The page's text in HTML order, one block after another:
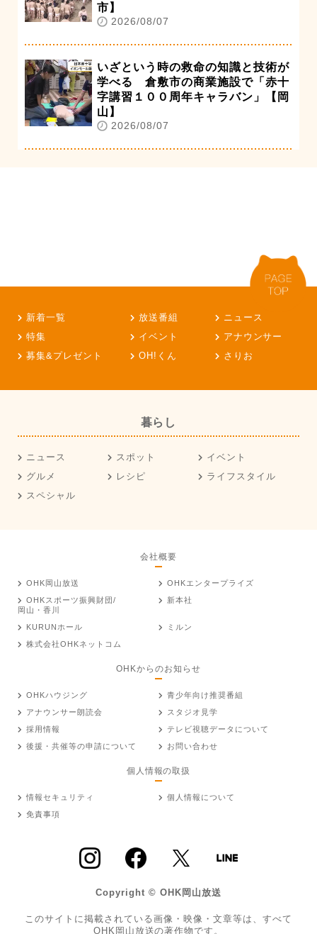
市】
2026/08/07
いざという時の救命の知識と技術が
学べる 倉敷市の商業施設で「赤十
字講習１００周年キャラバン」【岡
山】
2026/08/07
新着一覧 放送番組
ニュース
特集
イベント
アナウンサー
募集&プレゼント
OH!くん さりお
暮らし
ニュース スポット
イベント
グルメ
レシピ
ライフスタイル
スペシャル
会社概要
OHK岡山放送
OHKエンタープライズ
OHKスポーツ振興財団/
岡山・香川
新本社
KURUNホール
ミルン
株式会社OHKネットコム
OHKからのお知らせ
OHKハウジング
青少年向け推奨番組
アナウンサー朗読会
スタジオ見学
採用情報
テレビ視聴データについて
後援・共催等の申請について
お問い合わせ
個人情報の取扱
情報セキュリティ
個人情報について
免責事項
Copyright © OHK岡山放送
このサイトに掲載されている画像・映像・文章等は、すべて
OHK岡山放送の著作物です。